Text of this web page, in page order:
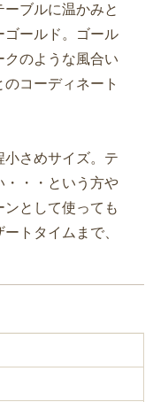
ブルに温かみと
ゴールド。ゴール
クのような風合い
コーディネート
小さめサイズ。テ
・・・という方や
として使っても
トタイムまで、